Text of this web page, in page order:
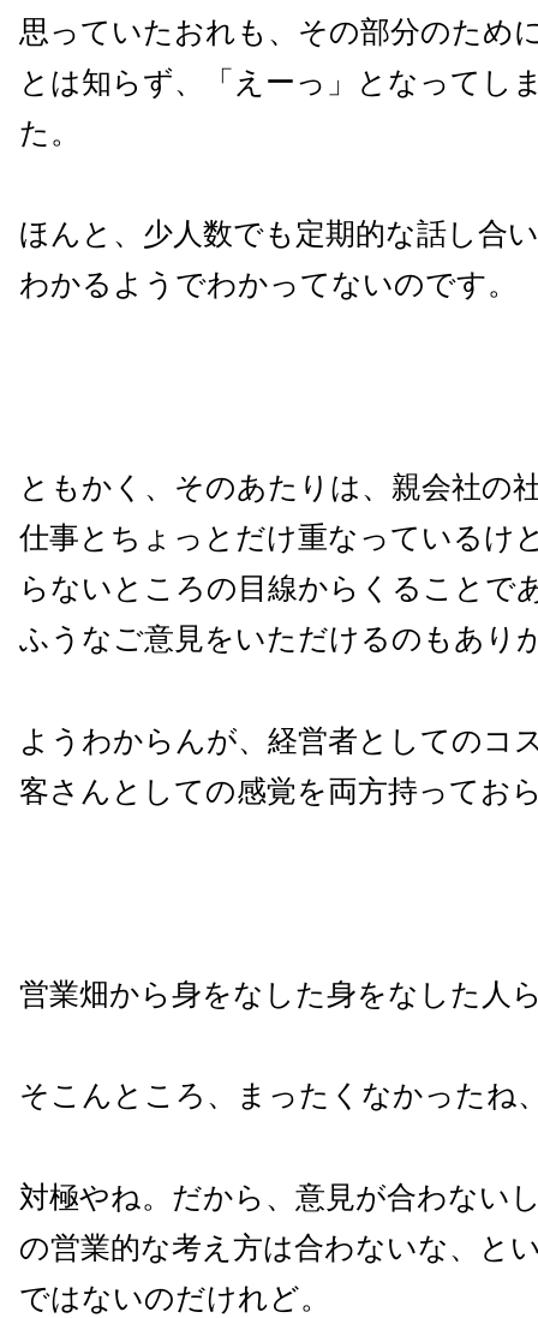
思っていたおれも、その部分のため
とは知らず、「えーっ」となってし
た。
ほんと、少人数でも定期的な話し合
わかるようでわかってないのです。
ともかく、そのあたりは、親会社の
仕事とちょっとだけ重なっているけ
らないところの目線からくることで
ふうなご意見をいただけるのもあり
ようわからんが、経営者としてのコ
客さんとしての感覚を両方持ってお
営業畑から身をなした身をなした人
そこんところ、まったくなかったね
対極やね。だから、意見が合わない
の営業的な考え方は合わないな、と
ではないのだけれど。